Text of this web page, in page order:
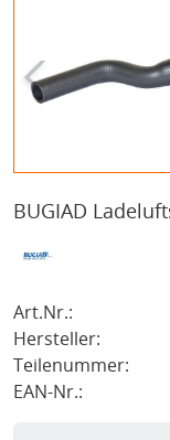
BUGIAD
Art.Nr.:
Hersteller:
Teilenummer:
EAN-Nr.: